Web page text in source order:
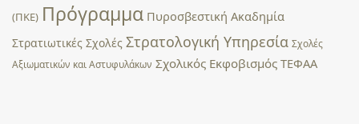
(ΠΚΕ) Πρόγραμμα Πυροσβεστική Ακαδημία
Στρατιωτικές Σχολές Στρατολογική Υπηρεσία Σχολές
Αξιωματικών και Αστυφυλάκων Σχολικός Εκφοβισμός ΤΕΦΑΑ